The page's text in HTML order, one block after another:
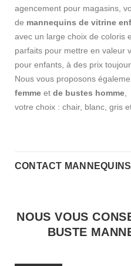
agencement pour magasins,
de mannequins de vitrine
avec un large choix de coloris
parfaits pour mettre en valeur
pour enfants, à des prix
Nous vous proposons
femme et de bustes homme,
votre choix : chair, blanc, gris
CONTACT
NOUS VOUS
BUSTE